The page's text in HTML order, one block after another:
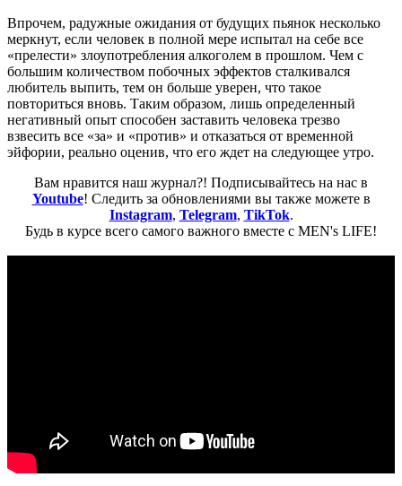
Впрочем, радужные ожидания от будущих пьянок несколько
меркнут, если человек в полной мере испытал на себе все
«прелести» злоупотребления алкоголем в прошлом. Чем с
большим количеством побочных эффектов сталкивался
любитель выпить, тем он больше уверен, что такое
повториться вновь. Таким образом, лишь определенный
негативный опыт способен заставить человека трезво
взвесить все «за» и «против» и отказаться от временной
эйфории, реально оценив, что его ждет на следующее утро.
Вам нравится наш журнал?! Подписывайтесь на нас в
Youtube! Следить за обновлениями вы также можете в
Instagram, Telegram, TikTok.
Будь в курсе всего самого важного вместе с MEN's LIFE!